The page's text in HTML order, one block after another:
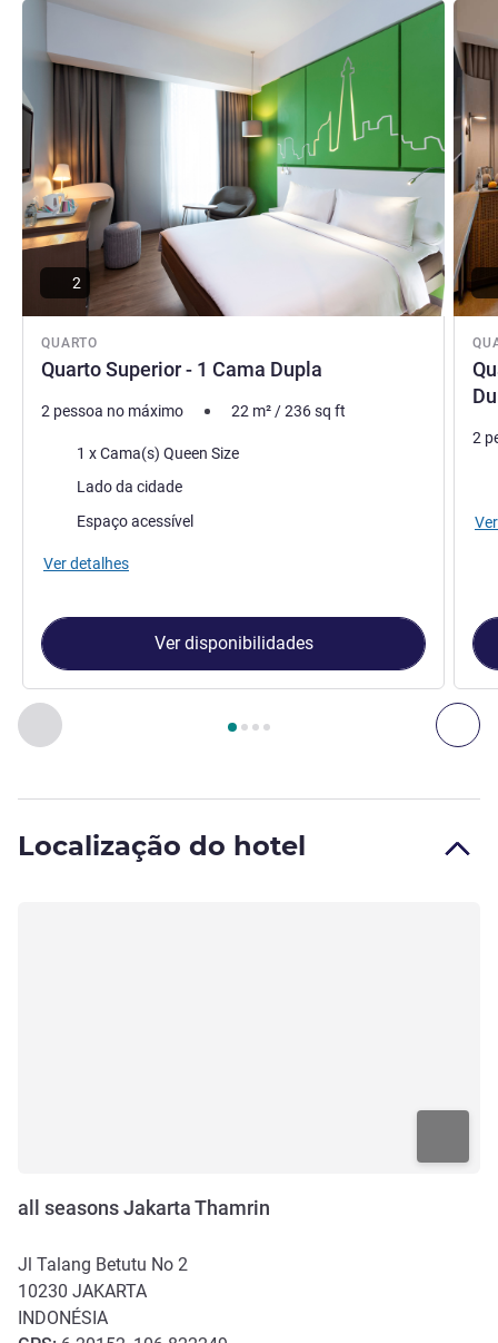
Anterior - Quarto
Página , Quarto 1 : Quarto Superior - 1 Cama Dupla ,
QUARTO
Quarto Superior - 1 Cama Dupla
Ver detalhes
2
2 pessoa no máximo 22 m²/236sq ft
Cama1 x Cama(s) Queen Size
Vistas:Lado da cidade
Espaço acessível
Ver detalhes
Ver disponibilidades
Ver
2
Localização do hotel
all seasons Jakarta Thamrin
Jl Talang Betutu No 2
10230 JAKARTA
INDONÉSIA